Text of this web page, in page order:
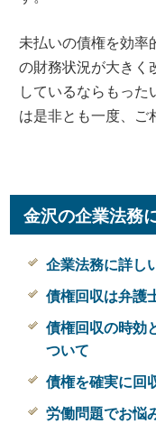
未払いの債権を効率
の財務状況が大きく
しているならもっ
は是非とも一度、ご
金沢の企業法務
企業法務に詳し
債権回収は弁護
債権回収の時効
ついて
債権を確実に回
労働問題でお悩